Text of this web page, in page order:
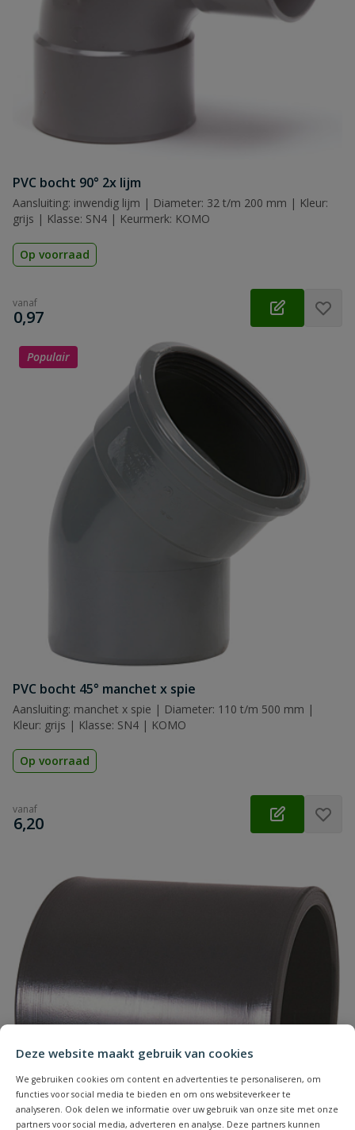
Deze website maakt gebruik van cookies
We gebruiken cookies om content en advertenties te personaliseren, om
functies voor social media te bieden en om ons websiteverkeer te
analyseren. Ook delen we informatie over uw gebruik van onze site met onze
partners voor social media, adverteren en analyse. Deze partners kunnen
PVC bocht 90° 2x lijm
Aansluiting: inwendig lijm | Diameter: 32 t/m 200 mm | Kleur:
grijs | Klasse: SN4 | Keurmerk: KOMO
Op voorraad
vanaf
€
0,97
Populair
PVC bocht 45° manchet x spie
Aansluiting: manchet x spie | Diameter: 110 t/m 500 mm |
Kleur: grijs | Klasse: SN4 | KOMO
Op voorraad
vanaf
€
6,20